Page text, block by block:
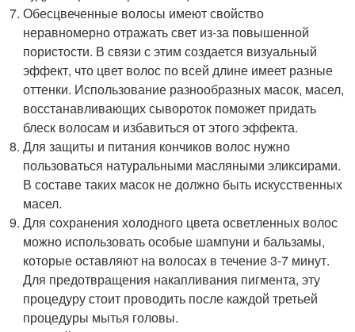
Обесцвеченные волосы имеют свойство
неравномерно отражать свет из-за повышенной
пористости. В связи с этим создается визуальный
эффект, что цвет волос по всей длине имеет разные
оттенки. Использование разнообразных масок, масел,
восстанавливающих сывороток поможет придать
блеск волосам и избавиться от этого эффекта.
Для защиты и питания кончиков волос нужно
пользоваться натуральными масляными эликсирами.
В составе таких масок не должно быть искусственных
масел.
Для сохранения холодного цвета осветленных волос
можно использовать особые шампуни и бальзамы,
которые оставляют на волосах в течение 3-7 минут.
Для предотвращения накапливания пигмента, эту
процедуру стоит проводить после каждой третьей
процедуры мытья головы.